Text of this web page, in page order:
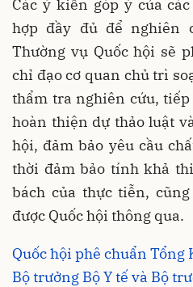
Các ý kiến góp ý của
hợp đầy đủ để nghiên
Thường vụ Quốc hội sẽ
chỉ đạo cơ quan chủ trì
thẩm tra nghiên cứu,
hoàn thiện dự thảo luật
hội, đảm bảo yêu cầu
thời đảm bảo tính khả
bách của thực tiễn,
được Quốc hội thông qua.
Quốc hội phê chuẩn Tổng
Bộ trưởng Bộ Y tế và Bộ